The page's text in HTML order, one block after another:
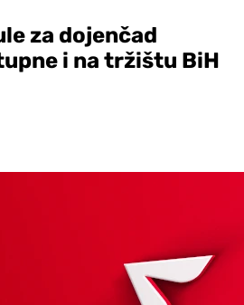
za dojenčad
i na tržištu BiH